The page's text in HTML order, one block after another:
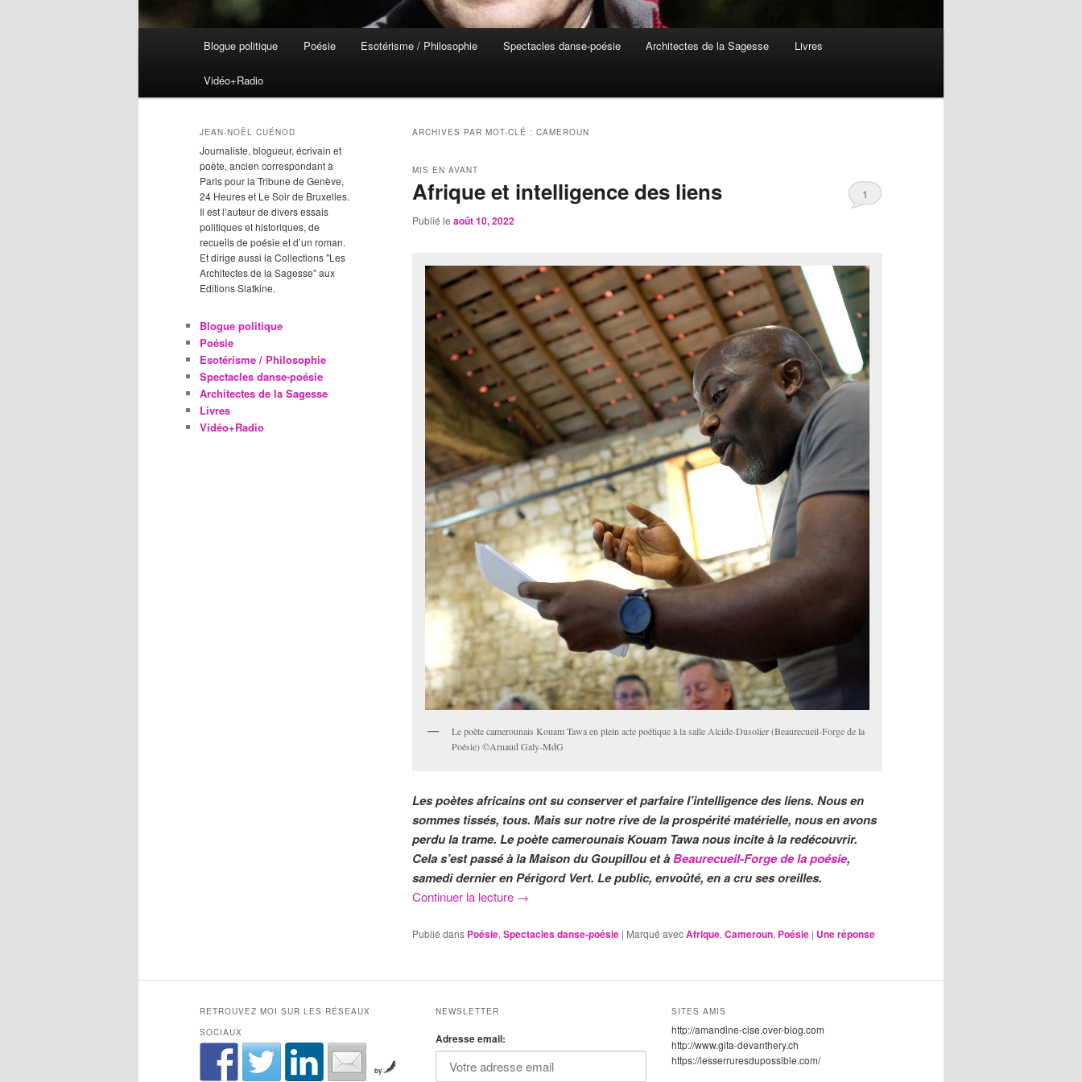
Aller
au
contenu
principal
Aller
au
contenu
secondaire
Blogue politique Poésie Esotérisme / Philosophie Spectacles danse-poésie Architectes de la Sagesse Livres
Vidéo+Radio
ARCHIVES PAR MOT-CLÉ : CAMEROUN
Afrique et intelligence des liens
MIS EN AVANT
Publié le août 10, 2022
1
Le poète camerounais Kouam Tawa en plein acte poétique à la salle Alcide-Dusolier (Beaurecueil-Forge de la
Poésie) ©Arnaud Galy-MdG
Les poètes africains ont su conserver et parfaire l’intelligence des liens. Nous en
sommes tissés, tous. Mais sur notre rive de la prospérité matérielle, nous en avons
perdu la trame. Le poète camerounais Kouam Tawa nous incite à la redécouvrir.
Cela s’est passé à la Maison du Goupillou et àBeaurecueil-Forge de la poésie,
samedi dernier en Périgord Vert. Le public, envoûté, en a cru ses oreilles.
Continuer la lecture →
Publié dans Poésie, Spectacles danse-poésie | Marqué avecAfrique, Cameroun, Poésie | Uneréponse
JEAN-NOËL CUÉNOD
Journaliste, blogueur, écrivain et
poète, ancien correspondant à
Paris pour la Tribune de Genève,
24 Heures et Le Soir de Bruxelles.
Il est l’auteur de divers essais
politiques et historiques, de
recueils de poésie et d’un roman.
Et dirige aussi la Collections "Les
Architectes de la Sagesse" aux
Editions Slatkine.
Blogue politique
Poésie
Esotérisme / Philosophie
Spectacles danse-poésie
Architectes de la Sagesse
Livres
Vidéo+Radio
RETROUVEZ MOI SUR LES RÉSEAUX
SOCIAUX
by
NEWSLETTER
Adresse email:
SITES AMIS
http://amandine-cise.over-blog.com
http://www.gita-devanthery.ch
https://lesserruresdupossible.com/